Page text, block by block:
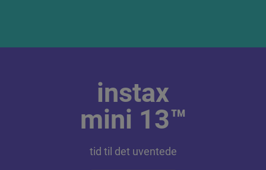
instax
mini 13™
tid til det uventede